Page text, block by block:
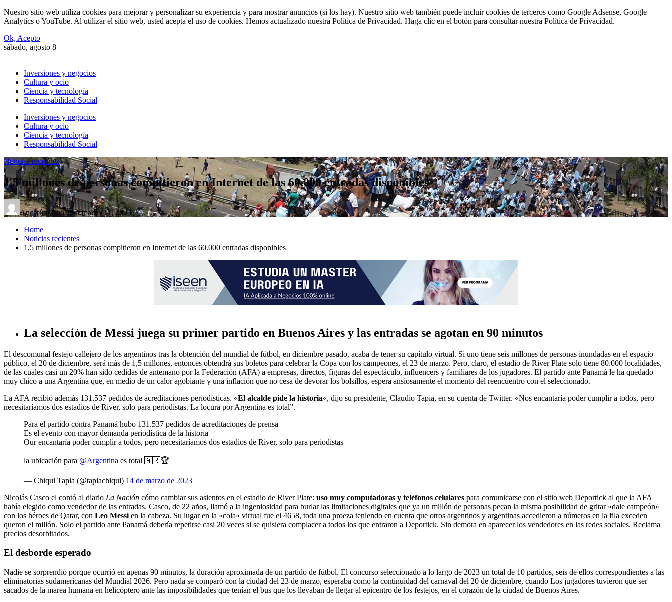
Nuestro sitio web utiliza cookies para mejorar y personalizar su experiencia y para mostrar anuncios (si los hay). Nuestro sitio web también puede incluir cookies de terceros como Google Adsense, Google
Analytics o YouTube. Al utilizar el sitio web, usted acepta el uso de cookies. Hemos actualizado nuestra Política de Privacidad. Haga clic en el botón para consultar nuestra Política de Privacidad.
Ok, Acepto
sábado, agosto 8
Inversiones y negocios
Cultura y ocio
Ciencia y tecnología
Responsabilidad Social
Inversiones y negocios
Cultura y ocio
Ciencia y tecnología
Responsabilidad Social
Noticias recientes
1,5 millones de personas compitieron en Internet de las 60.000 entradas disponibles
Andreína Caballeromarzo 17, 2023
Home
Noticias recientes
1,5 millones de personas compitieron en Internet de las 60.000 entradas disponibles
La selección de Messi juega su primer partido en Buenos Aires y las entradas se agotan en 90 minutos
El descomunal festejo callejero de los argentinos tras la obtención del mundial de fútbol, ​​​​en diciembre pasado, acaba de tener su capítulo virtual. Si uno tiene seis millones de personas inundadas en el espacio
público, el 20 de diciembre, será más de 1,5 millones, entonces obtendrá sus boletos para celebrar la Copa con los campeones, el 23 de marzo. Pero, claro, el estadio de River Plate solo tiene 80.000 localidades,
de las cuales casi un 20% han sido cedidas de antemano por la Federación (AFA) a empresas, directos, figuras del espectáculo, influencers y familiares de los jugadores. El partido ante Panamá le ha quedado
muy chico a una Argentina que, en medio de un calor agobiante y una inflación que no cesa de devorar los bolsillos, espera ansiosamente el momento del reencuentro con el seleccionado.
La AFA recibió además 131.537 pedidos de acreditaciones periodísticas. «El alcalde pide la historia«, dijo su presidente, Claudio Tapia, en su cuenta de Twitter. «Nos encantaría poder cumplir a todos, pero
necesitaríamos dos estadios de River, solo para periodistas. La locura por Argentina es total”.
Para el partido contra Panamá hubo 131.537 pedidos de acreditaciones de prensa
Es el evento con mayor demanda periodística de la historia
Our encantaría poder cumplir a todos, pero necesitaríamos dos estadios de River, solo para periodistas
la ubicación para @Argentina es total 🇦🇷🏆
— Chiqui Tapia (@tapiachiqui) 14 de marzo de 2023
Nicolás Casco el contó al diario La Nación cómo cambiar sus asientos en el estadio de River Plate: uso muy computadoras y teléfonos celulares para comunicarse con el sitio web Deportick al que la AFA
había elegido como vendedor de las entradas. Casco, de 22 años, llamó a la ingeniosidad para burlar las limitaciones digitales que ya un millón de personas pecan la misma posibilidad de gritar «dale campeón»
con los héroes de Qatar, con Leo Messi en la cabeza. Su lugar en la «cola» virtual fue el 4658, toda una proeza teniendo en cuenta que otros argentinos y argentinas accedieron a números en la fila exceden
queron el millón. Solo el partido ante Panamá debería repetirse casi 20 veces si se quisiera complacer a todos los que entraron a Deportick. Sin demora en aparecer los vendedores en las redes sociales. Reclama
precios desorbitados.
El desborde esperado
Nadie se sorprendió porque ocurrió en apenas 90 minutos, la duración aproximada de un partido de fútbol. El concurso seleccionado a lo largo de 2023 un total de 10 partidos, seis de ellos correspondientes a las
eliminatorias sudamericanas del Mundial 2026. Pero nada se comparó con la ciudad del 23 de marzo, esperaba como la continuidad del carnaval del 20 de diciembre, cuando Los jugadores tuvieron que ser
sacados de la marea humana en helicóptero ante las imposibilidades que tenían el bus que los llevaban de llegar al epicentro de los festejos, en el corazón de la ciudad de Buenos Aires.